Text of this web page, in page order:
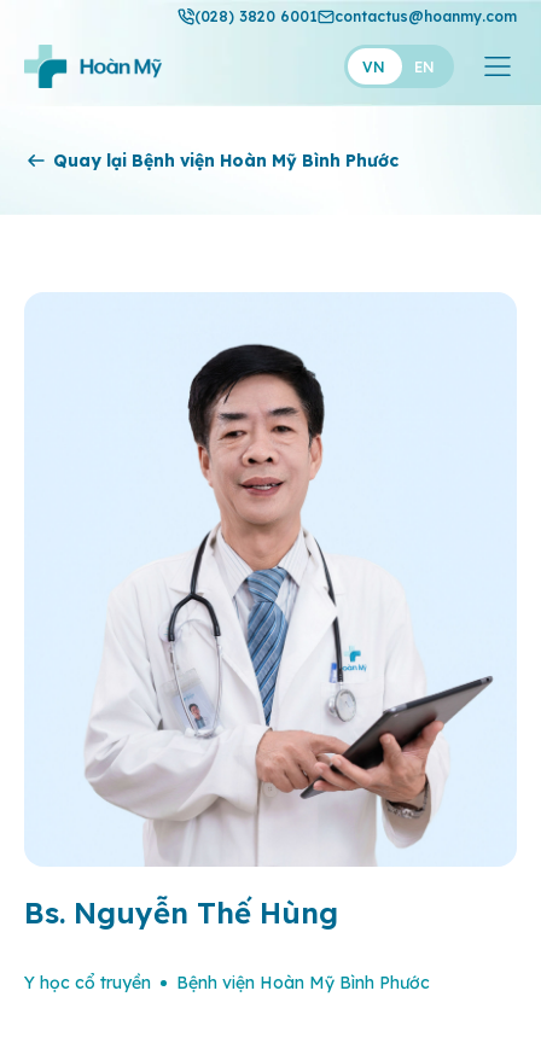
(028) 3820 6001 contactus@hoanmy.com
VN EN
Hoàn Mỹ
Thuận Mỹ
Quay lại Bệnh viện Hoàn Mỹ Bình Phước
Bs. Nguyễn Thế Hùng
Y học cổ truyền Bệnh viện Hoàn Mỹ Bình Phước